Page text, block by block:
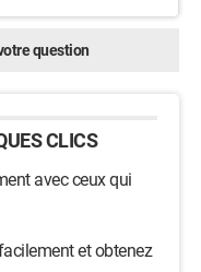
question
CLICS
avec ceux qui
et obtenez